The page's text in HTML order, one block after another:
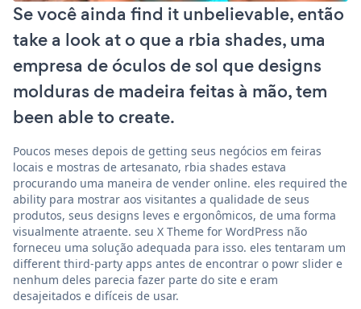
Se você ainda find it unbelievable, então
take a look at o que a rbia shades, uma
empresa de óculos de sol que designs
molduras de madeira feitas à mão, tem
been able to create.
Poucos meses depois de getting seus negócios em feiras
locais e mostras de artesanato, rbia shades estava
procurando uma maneira de vender online. eles required the
ability para mostrar aos visitantes a qualidade de seus
produtos, seus designs leves e ergonômicos, de uma forma
visualmente atraente. seu X Theme for WordPress não
forneceu uma solução adequada para isso. eles tentaram um
different third-party apps antes de encontrar o powr slider e
nenhum deles parecia fazer parte do site e eram
desajeitados e difíceis de usar.